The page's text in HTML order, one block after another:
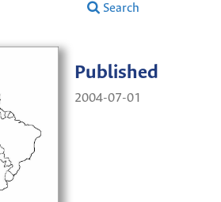
Search
Published
2004-07-01